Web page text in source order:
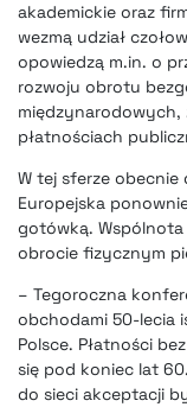
akademickie oraz
wezmą udział
opowiedzą m.in. o
rozwoju obrotu
międzynarodowych,
płatnościach
W tej sferze obecnie
Europejska
gotówką.
obrocie fizycznym
– Tegoroczna
obchodami 50-lecia
Polsce. Płatności
się pod koniec lat
do sieci akceptacji